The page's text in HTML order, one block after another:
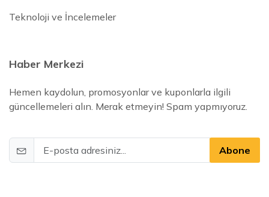
Teknoloji ve İncelemeler
Haber Merkezi
Hemen kaydolun, promosyonlar ve kuponlarla ilgili
güncellemeleri alın. Merak etmeyin! Spam yapmıyoruz.
Abone